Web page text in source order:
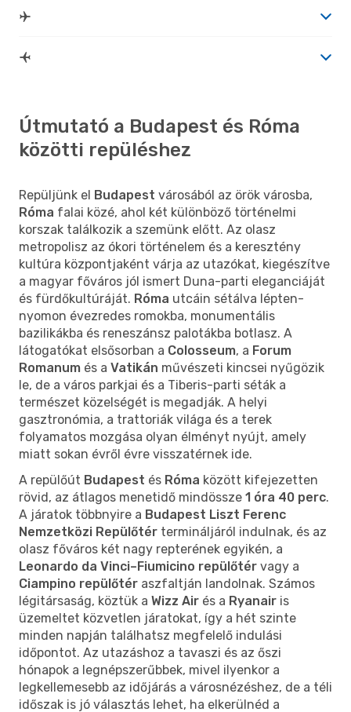
Útmutató a Budapest és Róma
közötti repüléshez
Repüljünk el Budapest városából az örök városba,
Róma falai közé, ahol két különböző történelmi
korszak találkozik a szemünk előtt. Az olasz
metropolisz az ókori történelem és a keresztény
kultúra központjaként várja az utazókat, kiegészítve
a magyar főváros jól ismert Duna-parti eleganciáját
és fürdőkultúráját. Róma utcáin sétálva lépten-
nyomon évezredes romokba, monumentális
bazilikákba és reneszánsz palotákba botlasz. A
látogatókat elsősorban a Colosseum, a Forum
Romanum és a Vatikán művészeti kincsei nyűgözik
le, de a város parkjai és a Tiberis-parti séták a
természet közelségét is megadják. A helyi
gasztronómia, a trattoriák világa és a terek
folyamatos mozgása olyan élményt nyújt, amely
miatt sokan évről évre visszatérnek ide.
A repülőút Budapest és Róma között kifejezetten
rövid, az átlagos menetidő mindössze 1 óra 40 perc.
A járatok többnyire a Budapest Liszt Ferenc
Nemzetközi Repülőtér termináljáról indulnak, és az
olasz főváros két nagy repterének egyikén, a
Leonardo da Vinci–Fiumicino repülőtér vagy a
Ciampino repülőtér aszfaltján landolnak. Számos
légitársaság, köztük a Wizz Air és a Ryanair is
üzemeltet közvetlen járatokat, így a hét szinte
minden napján találhatsz megfelelő indulási
időpontot. Az utazáshoz a tavaszi és az őszi
hónapok a legnépszerűbbek, mivel ilyenkor a
legkellemesebb az időjárás a városnézéshez, de a téli
időszak is jó választás lehet, ha elkerülnéd a